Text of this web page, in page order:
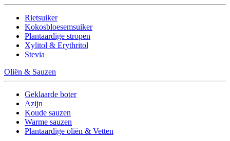
Rietsuiker
Kokosbloesemsuiker
Plantaardige stropen
Xylitol & Erythritol
Stevia
Oliën & Sauzen
Geklaarde boter
Azijn
Koude sauzen
Warme sauzen
Plantaardige oliën & Vetten